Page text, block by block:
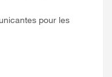
pour les